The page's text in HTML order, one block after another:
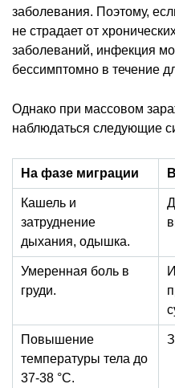
заболевания. Поэтому,
не страдает от
заболеваний, инфекция
бессимптомно в течение
Однако при массовом
наблюдаться следующие
На фазе миграции
Кашель и
затруднение
дыхания, одышка.
Умеренная боль в
груди.
Повышение
температуры тела до
37-38 °C.